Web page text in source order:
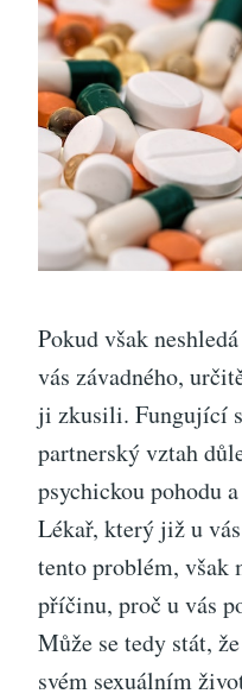
Pokud však
vás závadného,
ji zkusili. Fungující
partnerský vztah
psychickou pohodu
Lékař, který již u
tento problém, však
příčinu, proč u vás
Může se tedy stát,
svém sexuálním